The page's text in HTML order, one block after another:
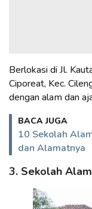
Berlokasi di Jl.
Ciporeat, Kec.
dengan alam dan
BACA JUGA
10 Sekolah
dan Alamatnya
3. Sekolah